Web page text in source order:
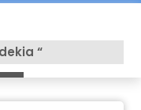
“